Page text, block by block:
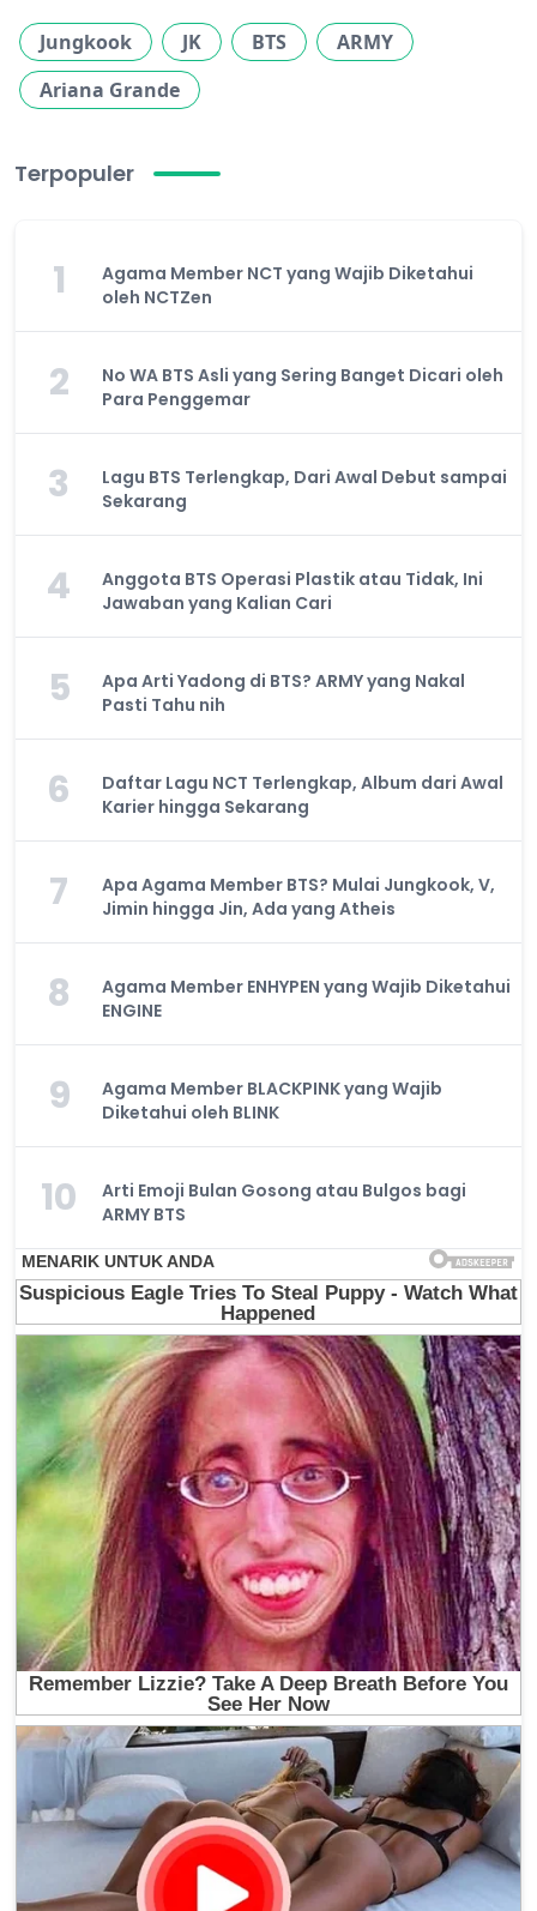
Jungkook JK BTS
ARMY
Ariana Grande
Terpopuler
1
Agama Member NCT yang Wajib Diketahui
oleh NCTZen
2
No WA BTS Asli yang Sering Banget Dicari oleh
Para Penggemar
3
Lagu BTS Terlengkap, Dari Awal Debut sampai
Sekarang
4
Anggota BTS Operasi Plastik atau Tidak, Ini
Jawaban yang Kalian Cari
5
Apa Arti Yadong di BTS? ARMY yang Nakal
Pasti Tahu nih
6
Daftar Lagu NCT Terlengkap, Album dari Awal
Karier hingga Sekarang
7
Apa Agama Member BTS? Mulai Jungkook, V,
Jimin hingga Jin, Ada yang Atheis
8
Agama Member ENHYPEN yang Wajib Diketahui
ENGINE
9
Agama Member BLACKPINK yang Wajib
Diketahui oleh BLINK
10
Arti Emoji Bulan Gosong atau Bulgos bagi
ARMY BTS